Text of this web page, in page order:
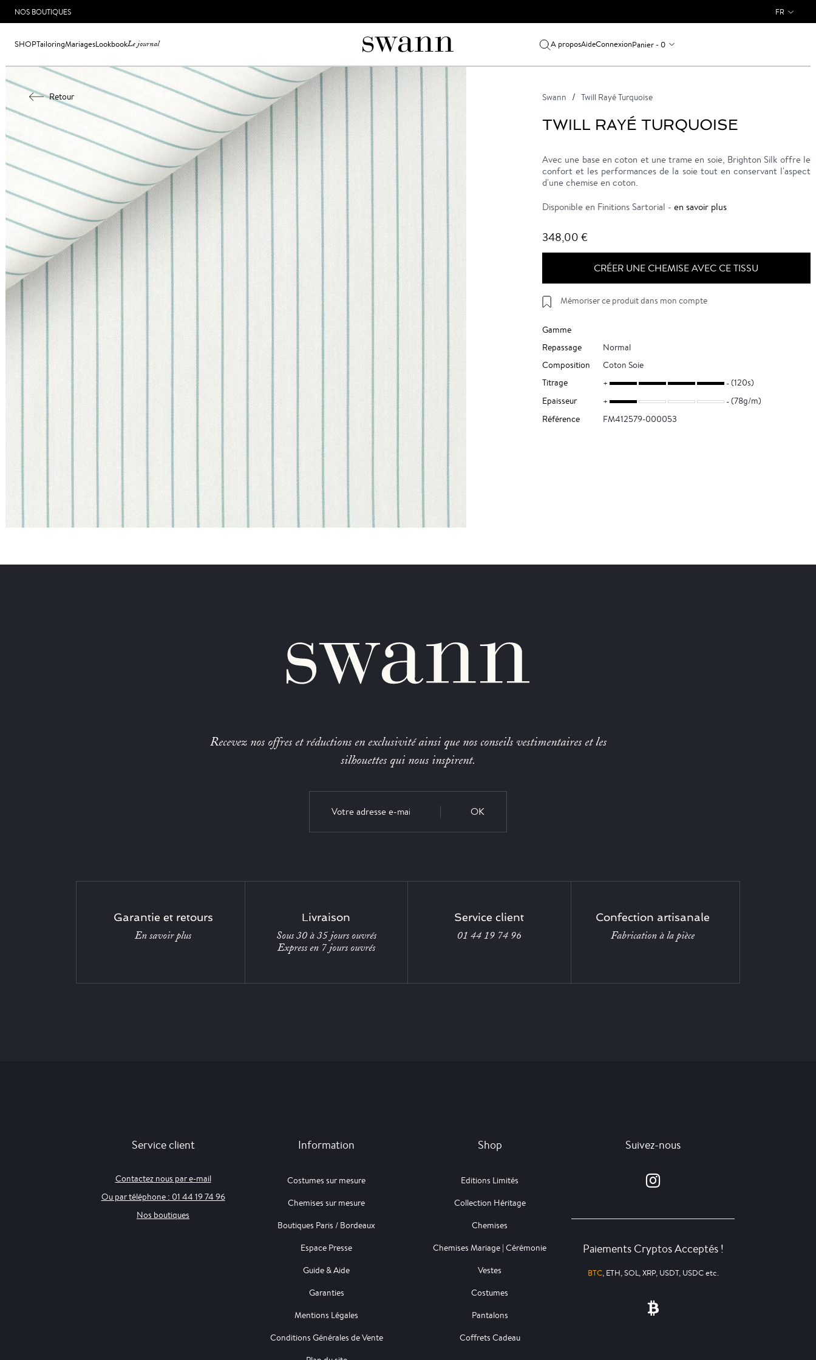
NOS BOUTIQUES FR
SHOPTailoringMariagesLookbookLe journal A proposAideConnexionPanier - 0
Retour Swann Twill Rayé Turquoise
TWILL RAYÉ TURQUOISE
Avec une base en coton et une trame en soie, Brighton Silk offre le
confort et les performances de la soie tout en conservant l'aspect
d'une chemise en coton.
Disponible en Finitions Sartorial - en savoir plus
348,00 €
CRÉER UNE CHEMISE AVEC CE TISSU
Mémoriser ce produit dans mon compte
Gamme
Repassage
Normal
Composition
Coton Soie
Titrage
(120s)
Epaisseur
(78g/m)
Référence
FM412579-000053
Recevez nos offres et réductions en exclusivité ainsi que nos conseils vestimentaires et les
silhouettes qui nous inspirent.
OK
Garantie et retours
En savoir plus
Livraison
Sous 30 à 35 jours ouvrés
Express en 7 jours ouvrés
Service client
01 44 19 74 96
Confection artisanale
Fabrication à la pièce
Service client
Contactez nous par e-mail
Ou par téléphone : 01 44 19 74 96
Nos boutiques
Information
Costumes sur mesure
Chemises sur mesure
Boutiques Paris / Bordeaux
Espace Presse
Guide & Aide
Garanties
Mentions Légales
Conditions Générales de Vente
Shop
Editions Limités
Collection Héritage
Chemises
Chemises Mariage | Cérémonie
Vestes
Costumes
Pantalons
Coffrets Cadeau
Suivez-nous
Paiements Cryptos Acceptés !
BTC, ETH, SOL, XRP, USDT, USDC etc.